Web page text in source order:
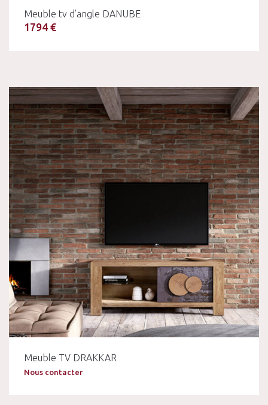
Meuble tv d’angle DANUBE
1794 €
Meuble TV DRAKKAR
Nous contacter